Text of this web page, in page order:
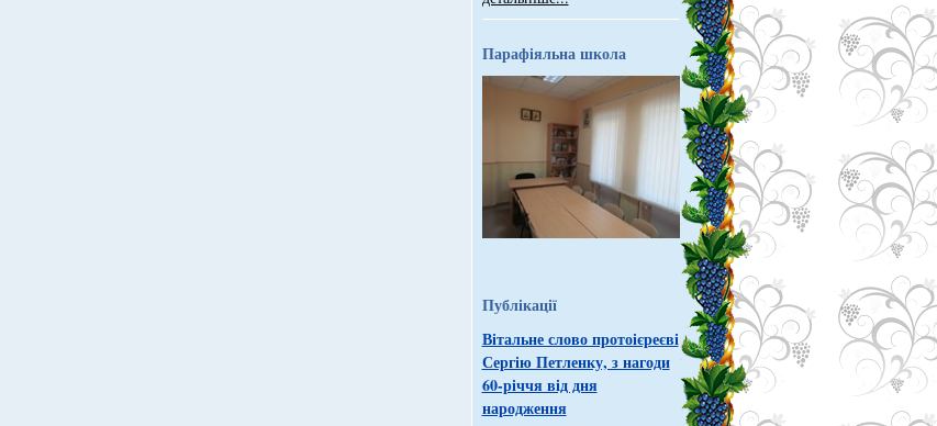
Парафіяльна школа
Публікації
Вітальне слово протоієреєві
Сергію Петленку, з нагоди
60-річчя від дня
народження